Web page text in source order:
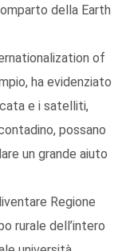
della Earth
of
ha evidenziato
e i satelliti,
possano
un grande aiuto
Regione
rurale dell’intero